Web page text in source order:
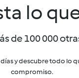
lo
de 100 000
y descubre todo lo
compromiso.